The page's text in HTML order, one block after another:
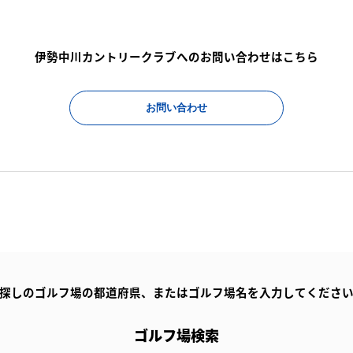
伊勢中川カントリークラブへのお問い合わせはこちら
お問い合わせ
しのゴルフ場の都道府県、 またはゴルフ場名を入力してくださ
ゴルフ場検索